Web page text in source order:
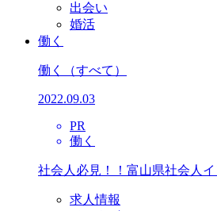
出会い
婚活
働く
働く （すべて）
2022.09.03
PR
働く
社会人必見！！富山県社会人
求人情報